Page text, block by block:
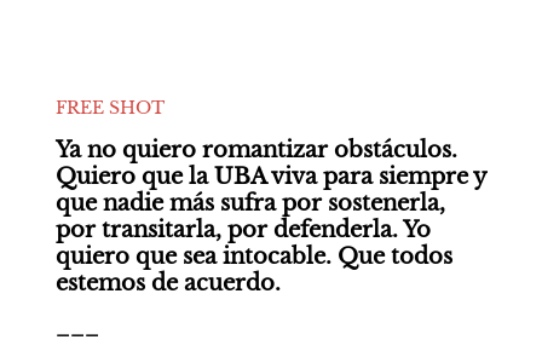
FREE SHOT
Ya no quiero romantizar obstáculos.
Quiero que la UBA viva para siempre y
que nadie más sufra por sostenerla,
por transitarla, por defenderla. Yo
quiero que sea intocable. Que todos
estemos de acuerdo.